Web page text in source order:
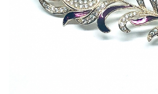
Cele mai vandute